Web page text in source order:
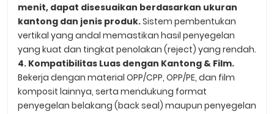
menit, dapat disesuaikan berdasarkan ukuran
kantong dan jenis produk.Sistem pembentukan
vertikal yang andal memastikan hasil penyegelan
yang kuat dan tingkat penolakan (reject) yang rendah.
4. Kompatibilitas Luas dengan Kantong & Film.
Bekerja dengan material OPP/CPP, OPP/PE, dan film
komposit lainnya, serta mendukung format
penyegelan belakang (back seal) maupun penyegelan